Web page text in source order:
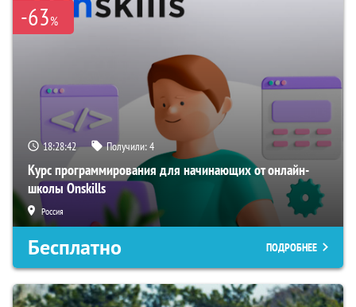
-63%
18:28:41 Получили:4
Курс программирования для начинающих от онлайн-
школы Onskills
Россия
Бесплатно ПОДРОБНЕЕ